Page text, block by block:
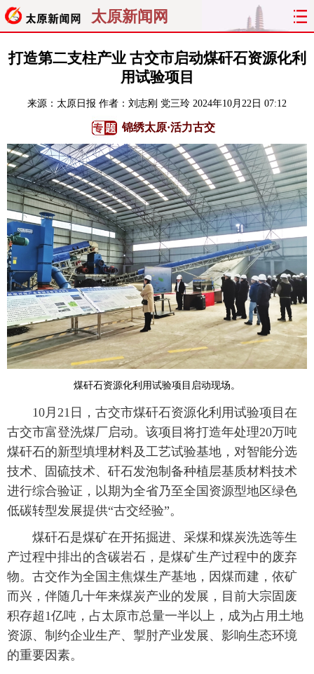
太原新闻网
首页 聚焦 太原 山西
关注 文明
曝光 综合
旅游 理财 政务 教育
看天下 晋月读 最太原 网罗民生
太原日报 太原晚报 热评 社区
打造第二支柱产业 古交市启动煤矸石资源化利
用试验项目
来源： 太原日报 作者：刘志刚 党三玲 2024年10月22日 07:12
锦绣太原·活力古交
煤矸石资源化利用试验项目启动现场。
10月21日，古交市煤矸石资源化利用试验项目在
古交市富登洗煤厂启动。该项目将打造年处理20万吨
煤矸石的新型填埋材料及工艺试验基地，对智能分选
技术、固硫技术、矸石发泡制备种植层基质材料技术
进行综合验证，以期为全省乃至全国资源型地区绿色
低碳转型发展提供“古交经验”。
煤矸石是煤矿在开拓掘进、采煤和煤炭洗选等生
产过程中排出的含碳岩石，是煤矿生产过程中的废弃
物。古交作为全国主焦煤生产基地，因煤而建，依矿
而兴，伴随几十年来煤炭产业的发展，目前大宗固废
积存超1亿吨，占太原市总量一半以上，成为占用土地
资源、制约企业生产、掣肘产业发展、影响生态环境
的重要因素。